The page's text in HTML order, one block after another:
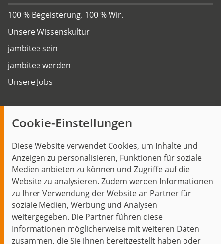
Cookie-Einstellungen
Diese Website verwendet Cookies, um Inhalte und
Anzeigen zu personalisieren, Funktionen für soziale
Medien anbieten zu können und Zugriffe auf die
Website zu analysieren. Zudem werden Informationen
zu Ihrer Verwendung der Website an Partner für
soziale Medien, Werbung und Analysen
weitergegeben. Die Partner führen diese
Informationen möglicherweise mit weiteren Daten
zusammen, die Sie ihnen bereitgestellt haben oder
100 % Begeisterung. 100 % Wir.
Unsere Wissenskultur
jambitee sein
jambitee werden
Unsere Jobs
Themen im Fokus
Events
Start Datenschutz Impressum
Kontakt
jambit auf instagramjambit auf kununujambit auf linkedin